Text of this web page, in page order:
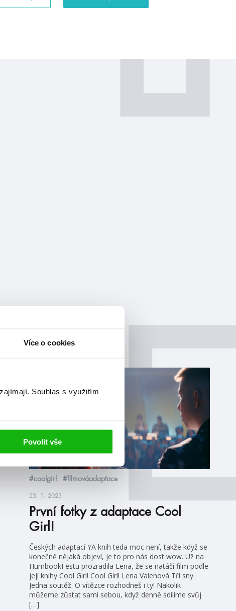
Více o cookies
Souhlas s využitím
Povolit vše
#coolgirl #filmováadaptace
23. 1. 2023
První fotky z adaptace Cool
Girl!
Českých adaptací YA knih teda moc není, takže když se
konečně nějaká objeví, je to pro nás dost wow. Už na
HumbookFestu prozradila Lena, že se natáčí film podle
její knihy Cool Girl! Cool Girl! Lena Valenová Tři sny.
Jedna soutěž. O vítězce rozhodneš i ty! Nakolik
můžeme zůstat sami sebou, když denně sdílíme svůj
[…]